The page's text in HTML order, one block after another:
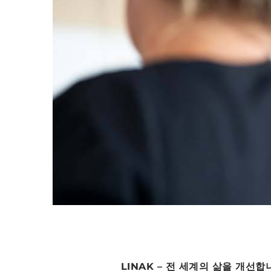
LINAK – 전 세계의 삶을 개선합